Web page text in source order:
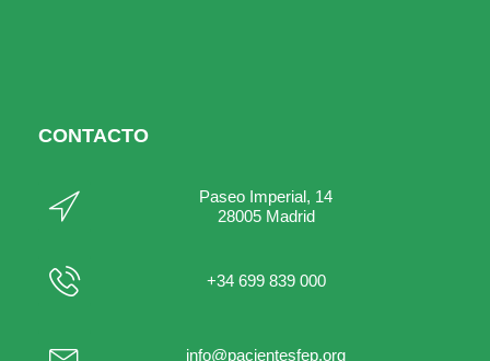
CONTACTO
Paseo Imperial, 14
28005 Madrid
+34 699 839 000
info@pacientesfep.org